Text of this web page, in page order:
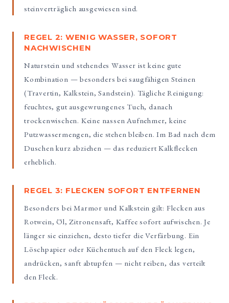
steinverträglich ausgewiesen sind.
REGEL 2: WENIG WASSER, SOFORT
NACHWISCHEN
Naturstein und stehendes Wasser ist keine gute
Kombination — besonders bei saugfähigen Steinen
(Travertin, Kalkstein, Sandstein). Tägliche Reinigung:
feuchtes, gut ausgewrungenes Tuch, danach
trockenwischen. Keine nassen Aufnehmer, keine
Putzwassermengen, die stehen bleiben. Im Bad nach dem
Duschen kurz abziehen — das reduziert Kalkflecken
erheblich.
REGEL 3: FLECKEN SOFORT ENTFERNEN
Besonders bei Marmor und Kalkstein gilt: Flecken aus
Rotwein, Öl, Zitronensaft, Kaffee sofort aufwischen. Je
länger sie einziehen, desto tiefer die Verfärbung. Ein
Löschpapier oder Küchentuch auf den Fleck legen,
andrücken, sanft abtupfen — nicht reiben, das verteilt
den Fleck.